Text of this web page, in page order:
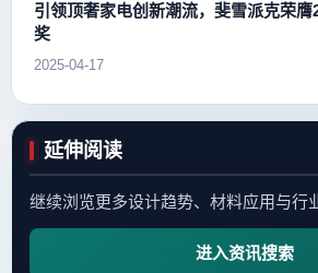
引领顶奢家电创新潮流，斐雪派克荣膺
奖
2025-04-17
延伸阅读
继续浏览更多设计趋势、材料应用与行
进入资讯搜索